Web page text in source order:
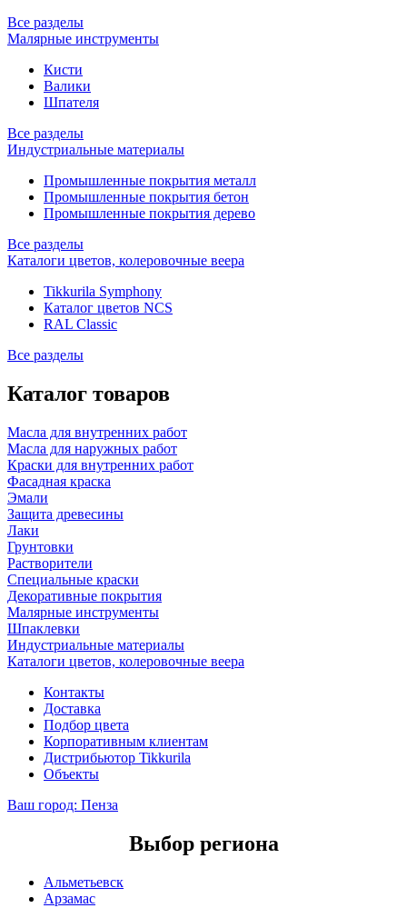
Все разделы
Малярные инструменты
Кисти
Валики
Шпателя
Все разделы
Индустриальные материалы
Промышленные покрытия металл
Промышленные покрытия бетон
Промышленные покрытия дерево
Все разделы
Каталоги цветов, колеровочные веера
Tikkurila Symphony
Каталог цветов NCS
RAL Classic
Все разделы
Каталог товаров
Масла для внутренних работ
Масла для наружных работ
Краски для внутренних работ
Фасадная краска
Эмали
Защита древесины
Лаки
Грунтовки
Растворители
Специальные краски
Декоративные покрытия
Малярные инструменты
Шпаклевки
Индустриальные материалы
Каталоги цветов, колеровочные веера
Контакты
Доставка
Подбор цвета
Корпоративным клиентам
Дистрибьютор Tikkurila
Объекты
Ваш город: Пенза
Выбор региона
Альметьевск
Арзамас